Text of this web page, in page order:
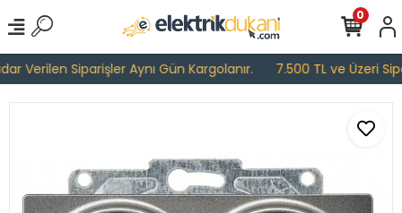
Verilen Siparişler Aynı Gün Kargolanır. 7.500 TL ve Üzeri
0